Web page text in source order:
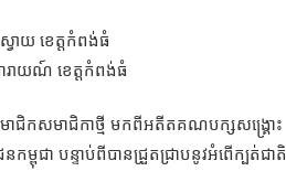
វាយ ខេត្តកំពង់ធំ
រាយណ៍ ខេត្តកំពង់ធំ
ជិកសមាជិកាថ្មី មកពីអតីតគណបក្សសង្គ្រោះ
កម្ពុជា បន្ទាប់ពីបានជ្រួតជ្រាបនូវអំពើក្បត់ជាតិ